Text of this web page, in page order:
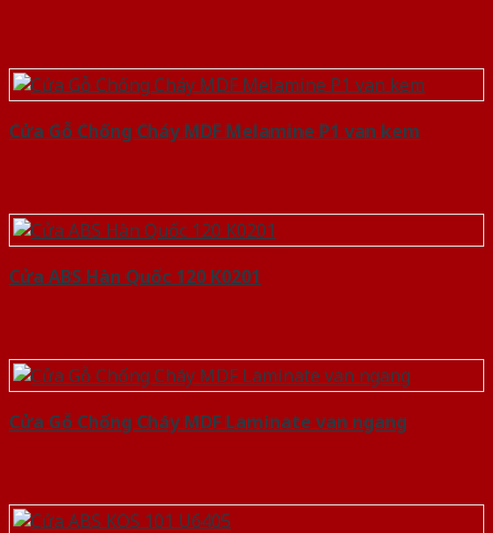
Cửa Gỗ Chống Cháy MDF Melamine P1 van kem
Cửa ABS Hàn Quốc 120 K0201
Cửa Gỗ Chống Cháy MDF Laminate van ngang